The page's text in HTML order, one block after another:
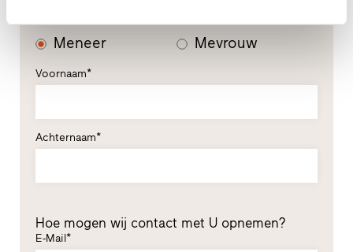
Meneer Mevrouw
Voornaam*
Achternaam*
Hoe mogen wij contact met U opnemen?
E-Mail*